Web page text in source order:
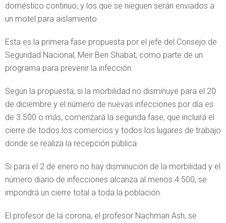
doméstico continuo, y los que se nieguen serán enviados a
un motel para aislamiento.
Esta es la primera fase propuesta por el jefe del Consejo de
Seguridad Nacional, Meir Ben Shabat, como parte de un
programa para prevenir la infección.
Según la propuesta, si la morbilidad no disminuye para el 20
de diciembre y el número de nuevas infecciones por día es
de 3.500 o más, comenzará la segunda fase, que incluirá el
cierre de todos los comercios y todos los lugares de trabajo
donde se realiza la recepción pública.
Si para el 2 de enero no hay disminución de la morbilidad y el
número diario de infecciones alcanza al menos 4.500, se
impondrá un cierre total a toda la población.
El profesor de la corona, el profesor Nachman Ash, se